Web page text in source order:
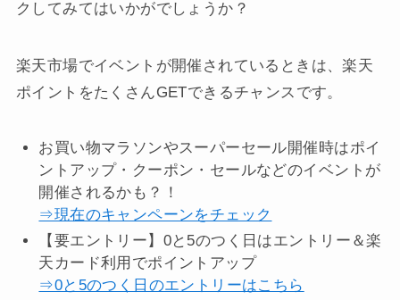
クしてみてはいかがでしょうか？
楽天市場でイベントが開催されているときは、楽天
ポイントをたくさんGETできるチャンスです。
お買い物マラソンやスーパーセール開催時はポイ
ントアップ・クーポン・セールなどのイベントが
開催されるかも？！
⇒現在のキャンペーンをチェック
【要エントリー】0と5のつく日はエントリー＆楽
天カード利用でポイントアップ
⇒0と5のつく日のエントリーはこちら